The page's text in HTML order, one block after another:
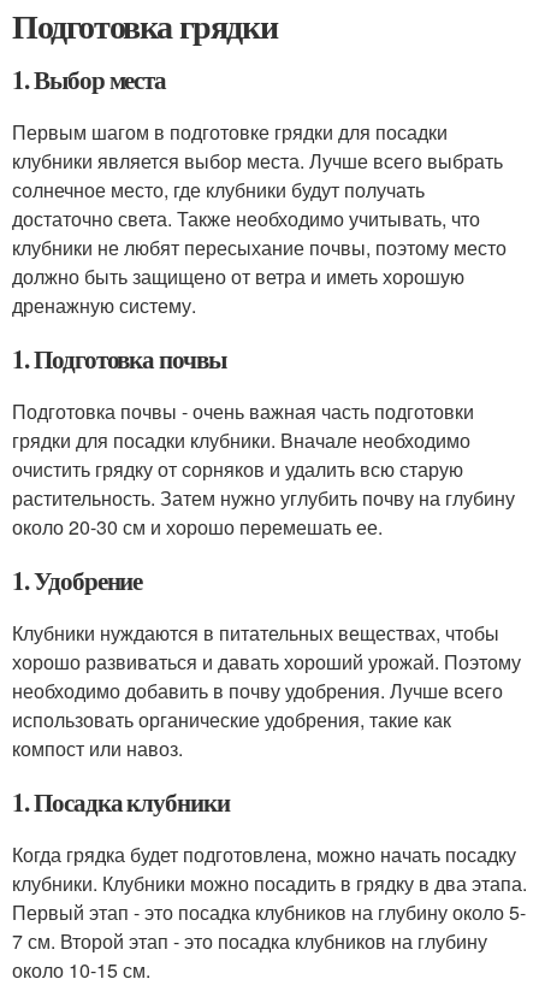
Подготовка грядки
1. Выбор места
Первым шагом в подготовке грядки для посадки
клубники является выбор места. Лучше всего выбрать
солнечное место, где клубники будут получать
достаточно света. Также необходимо учитывать, что
клубники не любят пересыхание почвы, поэтому место
должно быть защищено от ветра и иметь хорошую
дренажную систему.
1. Подготовка почвы
Подготовка почвы - очень важная часть подготовки
грядки для посадки клубники. Вначале необходимо
очистить грядку от сорняков и удалить всю старую
растительность. Затем нужно углубить почву на глубину
около 20-30 см и хорошо перемешать ее.
1. Удобрение
Клубники нуждаются в питательных веществах, чтобы
хорошо развиваться и давать хороший урожай. Поэтому
необходимо добавить в почву удобрения. Лучше всего
использовать органические удобрения, такие как
компост или навоз.
1. Посадка клубники
Когда грядка будет подготовлена, можно начать посадку
клубники. Клубники можно посадить в грядку в два этапа.
Первый этап - это посадка клубников на глубину около 5-
7 см. Второй этап - это посадка клубников на глубину
около 10-15 см.